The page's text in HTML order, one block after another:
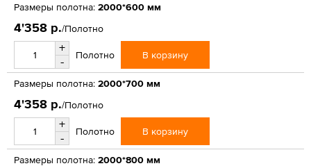
Размеры полотна: 2000*600 мм
4'358 р./Полотно
+
-
Полотно В корзину
Размеры полотна: 2000*700 мм
4'358 р./Полотно
+
-
Полотно В корзину
Размеры полотна: 2000*800 мм